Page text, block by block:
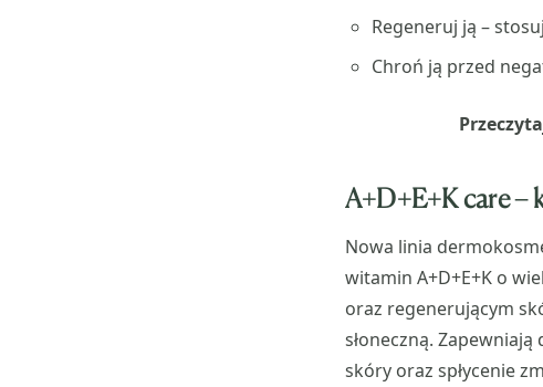
Regeneruj ją –
Chroń ją przed
A+D+E+K care –
Nowa linia
witamin A+D+E+K o
oraz regenerującym
słoneczną.
skóry oraz spłycenie